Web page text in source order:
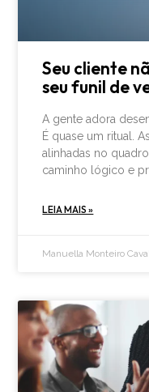
Seu cliente
seu funil de
A gente adora
É quase um ritual.
alinhadas no
caminho lógico e
LEIA MAIS »
Manuella Monteiro